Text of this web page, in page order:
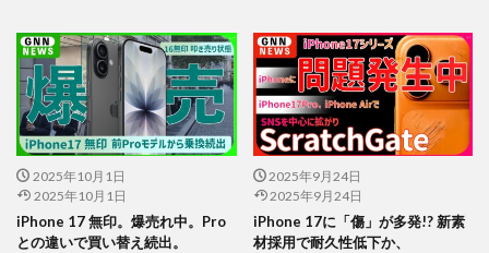
2025年10月1日
2025年10月1日
iPhone 17 無印。爆売れ中。Pro
との違いで買い替え続出。
2025年9月24日
2025年9月24日
iPhone 17に「傷」が多発!? 新素
材採用で耐久性低下か、